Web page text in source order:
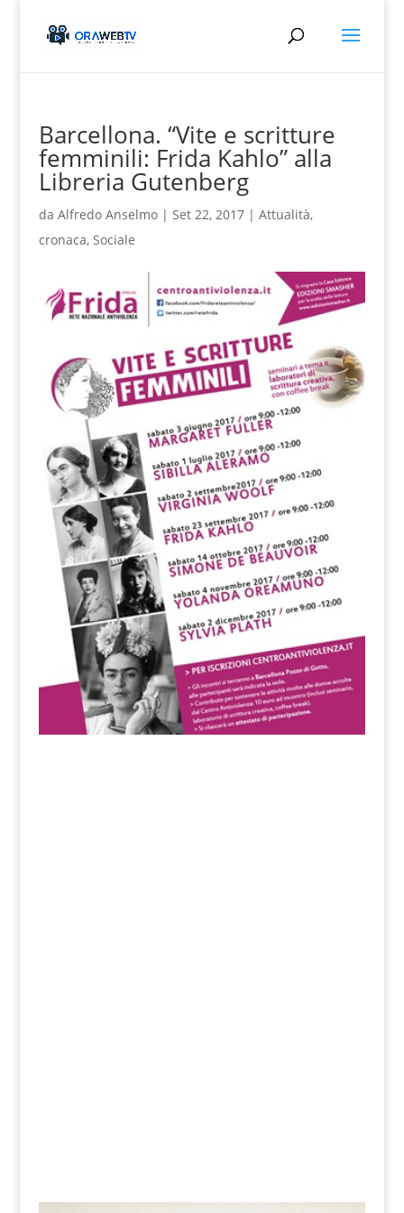
Barcellona. “Vite e scritture
femminili: Frida Kahlo” alla
Libreria Gutenberg
da Alfredo Anselmo| Set 22, 2017| Attualità,
cronaca, Sociale